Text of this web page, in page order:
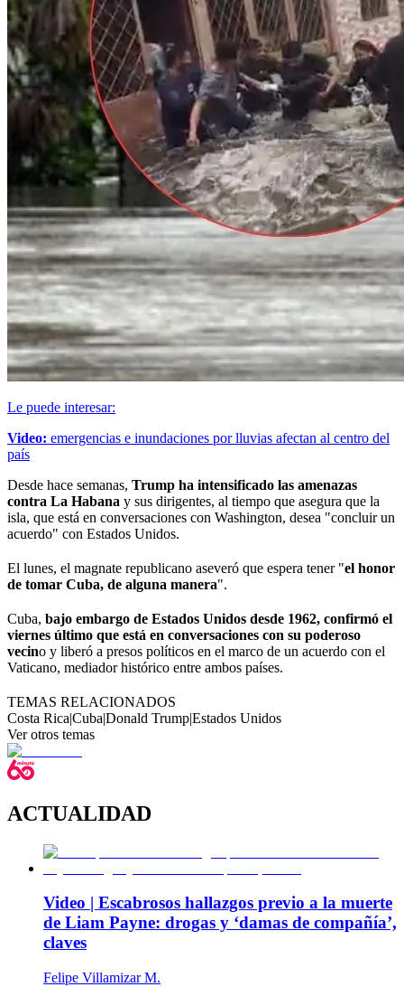
Le puede interesar:
Video: emergencias e inundaciones por lluvias afectan al centro del
país
Desde hace semanas, Trump ha intensificado las amenazas
contra La Habana y sus dirigentes, al tiempo que asegura que la
isla, que está en conversaciones con Washington, desea "concluir un
acuerdo" con Estados Unidos.
El lunes, el magnate republicano aseveró que espera tener "el honor
de tomar Cuba, de alguna manera".
Cuba, bajo embargo de Estados Unidos desde 1962, confirmó el
viernes último que está en conversaciones con su poderoso
vecino y liberó a presos políticos en el marco de un acuerdo con el
Vaticano, mediador histórico entre ambos países.
TEMAS RELACIONADOS
Costa Rica|Cuba|Donald Trump|Estados Unidos
Ver otros temas
ACTUALIDAD
Video | Escabrosos hallazgos previo a la muerte
de Liam Payne: drogas y ‘damas de compañía’,
claves
Felipe Villamizar M.